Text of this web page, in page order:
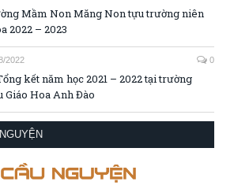
Mầm Non Măng Non tựu trường niên
2022 – 2023
2022 0
kết năm học 2021 – 2022 tại trường
Giáo Hoa Anh Đào